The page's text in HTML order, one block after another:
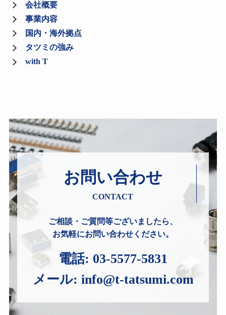
会社概要
事業内容
国内・海外拠点
タツミの強み
with T
お問い合わせ
CONTACT
ご相談・ご質問等ございましたら、
お気軽にお問い合わせください。
電話: 03-5577-5831
メール: info@t-tatsumi.com